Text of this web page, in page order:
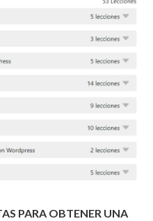
PARA OBTENER UNA